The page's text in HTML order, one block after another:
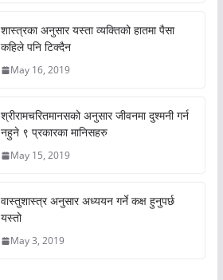
शास्त्रका अनुसार यस्ता व्यक्तिको हातमा पैसा
कहिले पनि टिक्दैन
May 16, 2019
श्रीरामचरितमानसको अनुसार जीवनमा दुश्मनी गर्न
नहुने ९ प्रकारका मानिसहरु
May 15, 2019
वास्तुशास्त्र अनुसार अध्ययन गर्ने कक्ष हुनुपर्छ
यस्तो
May 3, 2019